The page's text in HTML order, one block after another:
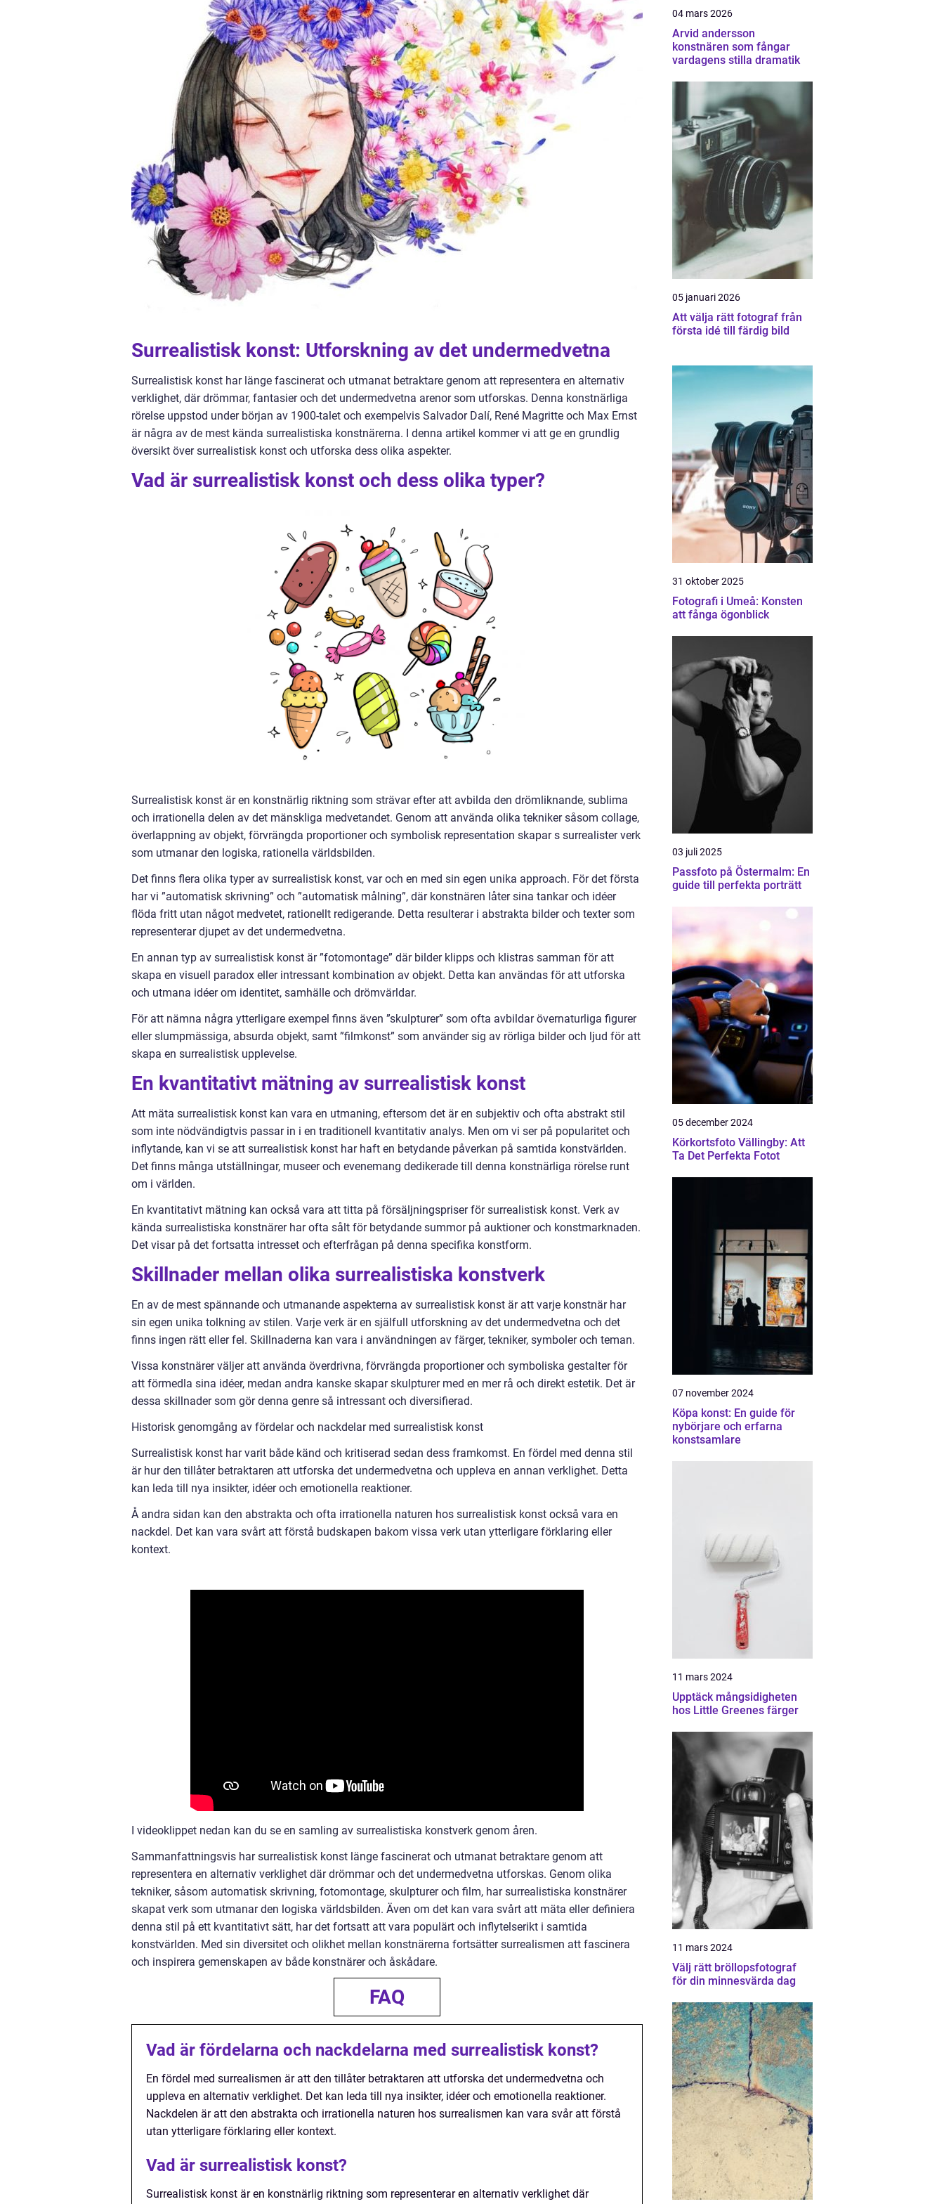
Surrealistisk konst: Utforskning av det undermedvetna
Surrealistisk konst har länge fascinerat och utmanat betraktare genom att representera en alternativ
verklighet, där drömmar, fantasier och det undermedvetna arenor som utforskas. Denna konstnärliga
rörelse uppstod under början av 1900-talet och exempelvis Salvador Dalí, René Magritte och Max Ernst
är några av de mest kända surrealistiska konstnärerna. I denna artikel kommer vi att ge en grundlig
översikt över surrealistisk konst och utforska dess olika aspekter.
Vad är surrealistisk konst och dess olika typer?
Surrealistisk konst är en konstnärlig riktning som strävar efter att avbilda den drömliknande, sublima
och irrationella delen av det mänskliga medvetandet. Genom att använda olika tekniker såsom collage,
överlappning av objekt, förvrängda proportioner och symbolisk representation skapar s surrealister verk
som utmanar den logiska, rationella världsbilden.
Det finns flera olika typer av surrealistisk konst, var och en med sin egen unika approach. För det första
har vi ”automatisk skrivning” och ”automatisk målning”, där konstnären låter sina tankar och idéer
flöda fritt utan något medvetet, rationellt redigerande. Detta resulterar i abstrakta bilder och texter som
representerar djupet av det undermedvetna.
En annan typ av surrealistisk konst är ”fotomontage” där bilder klipps och klistras samman för att
skapa en visuell paradox eller intressant kombination av objekt. Detta kan användas för att utforska
och utmana idéer om identitet, samhälle och drömvärldar.
För att nämna några ytterligare exempel finns även ”skulpturer” som ofta avbildar övernaturliga figurer
eller slumpmässiga, absurda objekt, samt ”filmkonst” som använder sig av rörliga bilder och ljud för att
skapa en surrealistisk upplevelse.
En kvantitativt mätning av surrealistisk konst
Att mäta surrealistisk konst kan vara en utmaning, eftersom det är en subjektiv och ofta abstrakt stil
som inte nödvändigtvis passar in i en traditionell kvantitativ analys. Men om vi ser på popularitet och
inflytande, kan vi se att surrealistisk konst har haft en betydande påverkan på samtida konstvärlden.
Det finns många utställningar, museer och evenemang dedikerade till denna konstnärliga rörelse runt
om i världen.
En kvantitativt mätning kan också vara att titta på försäljningspriser för surrealistisk konst. Verk av
kända surrealistiska konstnärer har ofta sålt för betydande summor på auktioner och konstmarknaden.
Det visar på det fortsatta intresset och efterfrågan på denna specifika konstform.
Skillnader mellan olika surrealistiska konstverk
En av de mest spännande och utmanande aspekterna av surrealistisk konst är att varje konstnär har
sin egen unika tolkning av stilen. Varje verk är en själfull utforskning av det undermedvetna och det
finns ingen rätt eller fel. Skillnaderna kan vara i användningen av färger, tekniker, symboler och teman.
Vissa konstnärer väljer att använda överdrivna, förvrängda proportioner och symboliska gestalter för
att förmedla sina idéer, medan andra kanske skapar skulpturer med en mer rå och direkt estetik. Det är
dessa skillnader som gör denna genre så intressant och diversifierad.
Historisk genomgång av fördelar och nackdelar med surrealistisk konst
Surrealistisk konst har varit både känd och kritiserad sedan dess framkomst. En fördel med denna stil
är hur den tillåter betraktaren att utforska det undermedvetna och uppleva en annan verklighet. Detta
kan leda till nya insikter, idéer och emotionella reaktioner.
Å andra sidan kan den abstrakta och ofta irrationella naturen hos surrealistisk konst också vara en
nackdel. Det kan vara svårt att förstå budskapen bakom vissa verk utan ytterligare förklaring eller
kontext.
I videoklippet nedan kan du se en samling av surrealistiska konstverk genom åren.
Sammanfattningsvis har surrealistisk konst länge fascinerat och utmanat betraktare genom att
representera en alternativ verklighet där drömmar och det undermedvetna utforskas. Genom olika
tekniker, såsom automatisk skrivning, fotomontage, skulpturer och film, har surrealistiska konstnärer
skapat verk som utmanar den logiska världsbilden. Även om det kan vara svårt att mäta eller definiera
denna stil på ett kvantitativt sätt, har det fortsatt att vara populärt och inflytelserikt i samtida
konstvärlden. Med sin diversitet och olikhet mellan konstnärerna fortsätter surrealismen att fascinera
och inspirera gemenskapen av både konstnärer och åskådare.
FAQ
Vad är fördelarna och nackdelarna med surrealistisk konst?
En fördel med surrealismen är att den tillåter betraktaren att utforska det undermedvetna och
uppleva en alternativ verklighet. Det kan leda till nya insikter, idéer och emotionella reaktioner.
Nackdelen är att den abstrakta och irrationella naturen hos surrealismen kan vara svår att förstå
utan ytterligare förklaring eller kontext.
Vad är surrealistisk konst?
Surrealistisk konst är en konstnärlig riktning som representerar en alternativ verklighet där
04 mars 2026
Arvid andersson
konstnären som fångar
vardagens stilla dramatik
05 januari 2026
Att välja rätt fotograf från
första idé till färdig bild
31 oktober 2025
Fotografi i Umeå: Konsten
att fånga ögonblick
03 juli 2025
Passfoto på Östermalm: En
guide till perfekta porträtt
05 december 2024
Körkortsfoto Vällingby: Att
Ta Det Perfekta Fotot
07 november 2024
Köpa konst: En guide för
nybörjare och erfarna
konstsamlare
11 mars 2024
Upptäck mångsidigheten
hos Little Greenes färger
11 mars 2024
Välj rätt bröllopsfotograf
för din minnesvärda dag